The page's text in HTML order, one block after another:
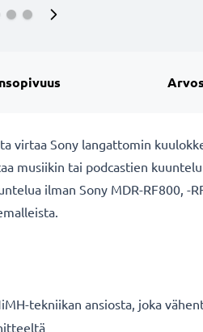
Sony langattomin
musiikin tai podcastien
ilman Sony MDR-RF800, -
tekniikan ansiosta, joka